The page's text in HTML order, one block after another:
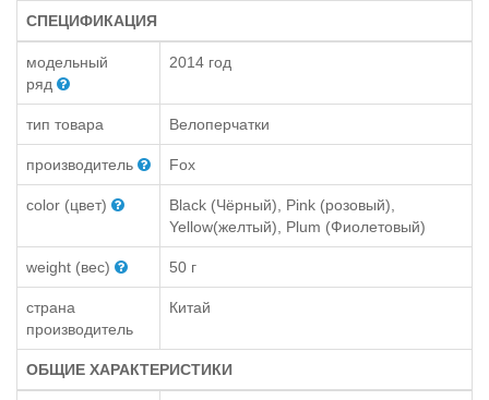
СПЕЦИФИКАЦИЯ
модельный
ряд
2014 год
тип товара Велоперчатки
производитель Fox
color (цвет)
Black (Чёрный), Pink (розовый),
Yellow(желтый), Plum (Фиолетовый)
weight (вес) 50 г
страна
производитель
Китай
ОБЩИЕ ХАРАКТЕРИСТИКИ